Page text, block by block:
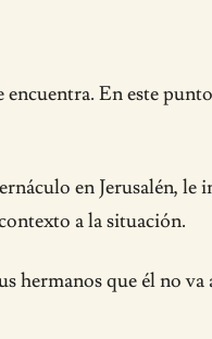
En este
en Jerusalén,
a la situación.
hermanos que él no